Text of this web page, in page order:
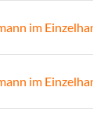
im
im